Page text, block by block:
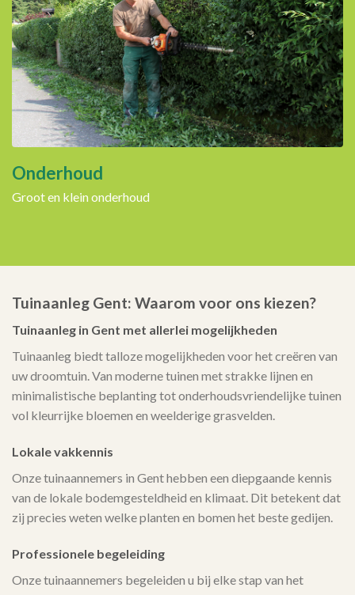
Onderhoud
Groot en klein onderhoud
Tuinaanleg Gent: Waarom voor ons kiezen?
Tuinaanleg in Gent met allerlei mogelijkheden
Tuinaanleg biedt talloze mogelijkheden voor het creëren van
uw droomtuin. Van moderne tuinen met strakke lijnen en
minimalistische beplanting tot onderhoudsvriendelijke tuinen
vol kleurrijke bloemen en weelderige grasvelden.
Lokale vakkennis
Onze tuinaannemers in Gent hebben een diepgaande kennis
van de lokale bodemgesteldheid en klimaat. Dit betekent dat
zij precies weten welke planten en bomen het beste gedijen.
Professionele begeleiding
Onze tuinaannemers begeleiden u bij elke stap van het